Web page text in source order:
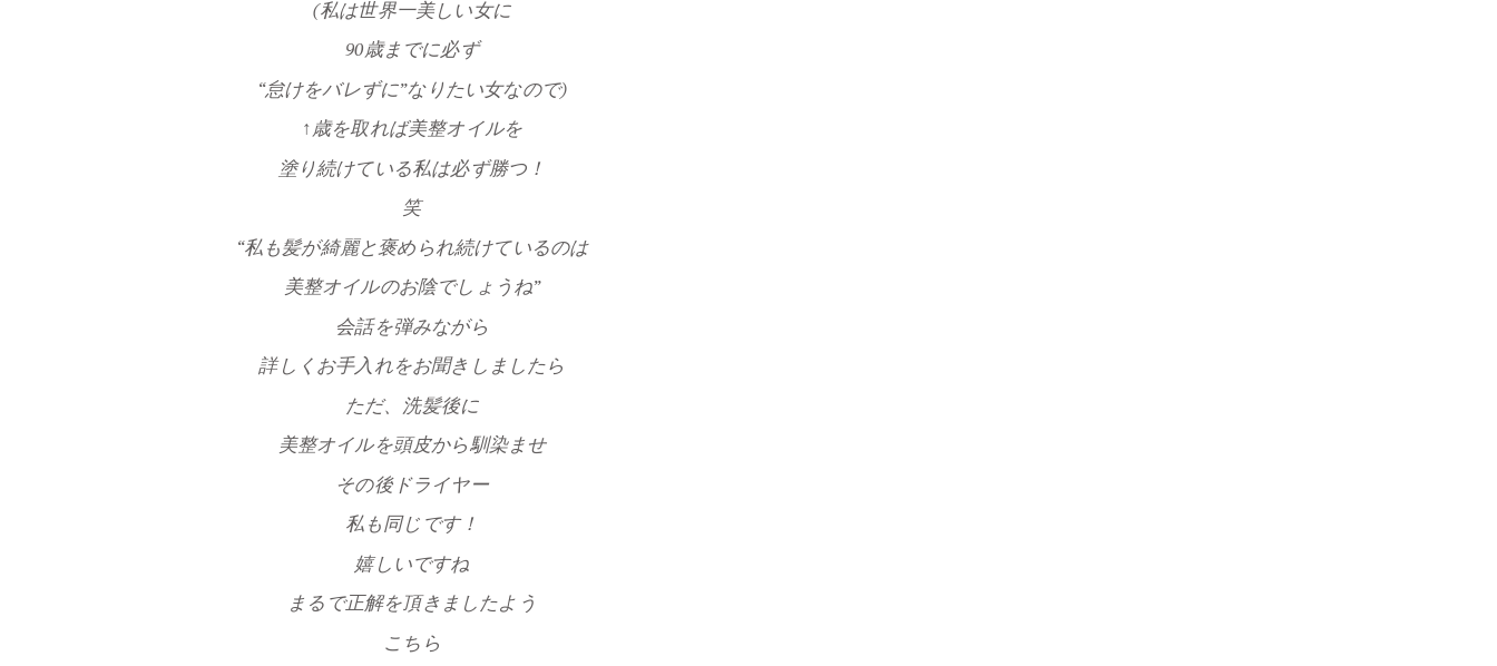
(私は世界一美しい女に
90歳までに必ず
“怠けをバレずに”なりたい女なので)
↑歳を取れば美整オイルを
塗り続けている私は必ず勝つ！
笑
“私も髪が綺麗と褒められ続けているのは
美整オイルのお陰でしょうね”
会話を弾みながら
詳しくお手入れをお聞きしましたら
ただ、洗髪後に
美整オイルを頭皮から馴染ませ
その後ドライヤー
私も同じです！
嬉しいですね
まるで正解を頂きましたよう
こちら